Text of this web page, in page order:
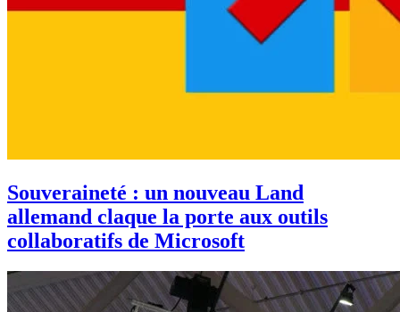
Souveraineté : un nouveau Land
allemand claque la porte aux outils
collaboratifs de Microsoft